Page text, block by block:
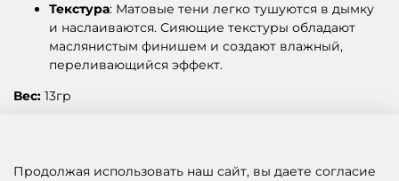
Текстура: Матовые тени легко тушуются в дымку
и наслаиваются. Сияющие текстуры обладают
маслянистым финишем и создают влажный,
переливающийся эффект.
Вес: 13гр
Продолжая использовать наш сайт, вы даете согласие